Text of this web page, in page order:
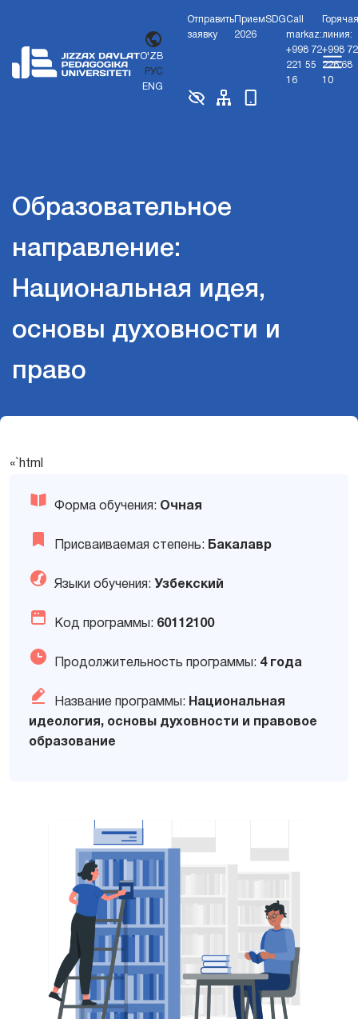
O'ZB
РУС
ENG
Отправить
заявку
Прием
2026
SDGCall
markaz:
+998 72
221 55
16
Горячая
линия:
+998 72
226 68
10
Образовательное
направление:
Национальная идея,
основы духовности и
право
«`html
Форма обучения: Очная
Присваиваемая степень: Бакалавр
Языки обучения: Узбекский
Код программы: 60112100
Продолжительность программы: 4 года
Название программы: Национальная
идеология, основы духовности и правовое
образование